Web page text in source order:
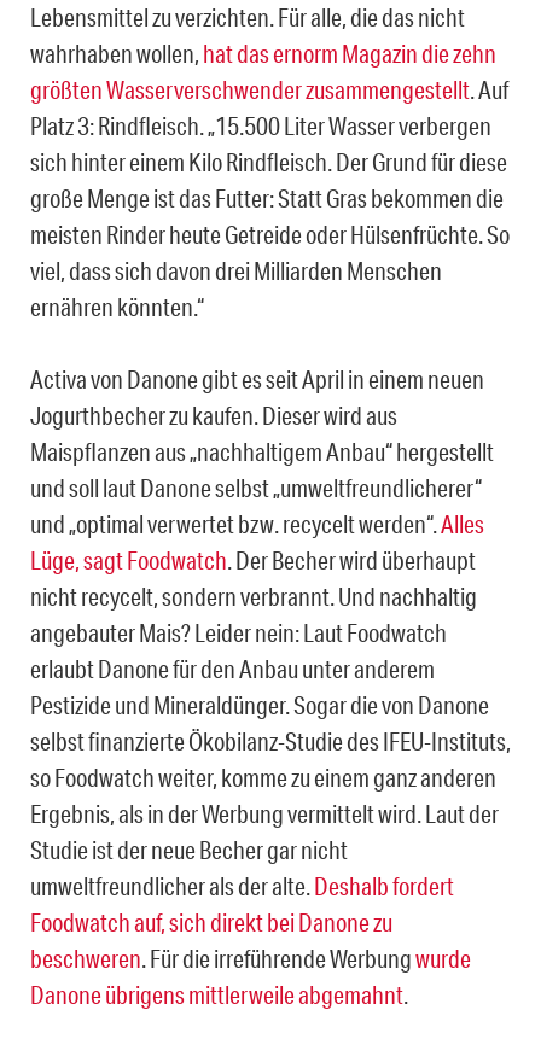
Lebensmittel zu verzichten. Für alle, die das nicht
wahrhaben wollen, hat das ernorm Magazin die zehn
größten Wasserverschwender zusammengestellt. Auf
Platz 3: Rindfleisch. „15.500 Liter Wasser verbergen
sich hinter einem Kilo Rindfleisch. Der Grund für diese
große Menge ist das Futter: Statt Gras bekommen die
meisten Rinder heute Getreide oder Hülsenfrüchte. So
viel, dass sich davon drei Milliarden Menschen
ernähren könnten.“
Activa von Danone gibt es seit April in einem neuen
Jogurthbecher zu kaufen. Dieser wird aus
Maispflanzen aus „nach­hal­ti­gem Anbau“ hergestellt
und soll laut Danone selbst „umwelt­freund­li­che­rer“
und „opti­mal ver­wer­tet bzw. recy­celt wer­den“.Alles
Lüge, sagt Foodwatch. Der Becher wird überhaupt
nicht recycelt, sondern verbrannt. Und nachhaltig
angebauter Mais? Leider nein: Laut Foodwatch
erlaubt Danone für den Anbau unter anderem
Pestizide und Mineraldünger. Sogar die von Danone
selbst finanzierte Ökobilanz-Studie des IFEU-Instituts,
so Foodwatch weiter, komme zu einem ganz anderen
Ergebnis, als in der Werbung vermittelt wird. Laut der
Studie ist der neue Becher gar nicht
umweltfreundlicher als der alte.Deshalb fordert
Foodwatch auf, sich direkt bei Danone zu
beschweren. Für die irreführende Werbungwurde
Danone übrigens mittlerweile abgemahnt.